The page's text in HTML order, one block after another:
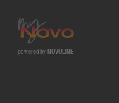
powered byNOVOLINE